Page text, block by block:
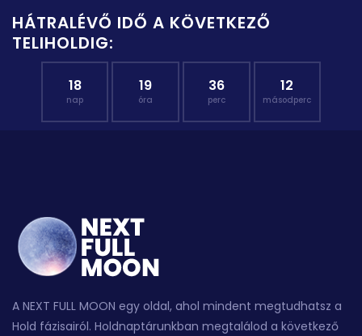
HÁTRALÉVŐ IDŐ A KÖVETKEZŐ
TELIHOLDIG:
18
nap
19
óra
36
perc
11
másodperc
A NEXT FULL MOON egy oldal, ahol mindent megtudhatsz a
Hold fázisairól. Holdnaptárunkban megtalálod a következő